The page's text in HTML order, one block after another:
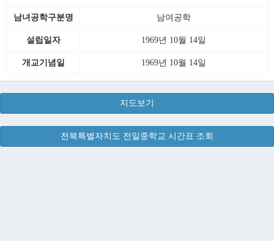
남녀공학구분명 남여공학
설립일자 1969년 10월 14일
개교기념일 1969년 10월 14일
지도보기
전북특별자치도 전일중학교 시간표 조회